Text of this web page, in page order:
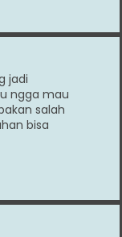
jadi
ngga mau
salah
bisa